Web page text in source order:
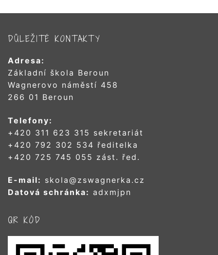
DŮLEŽITÉ KONTAKTY
Adresa:
Základní škola Beroun
Wagnerovo náměstí 458
266 01 Beroun
Telefony:
+420 311 623 315 sekretariát
+420 792 302 534 ředitelka
+420 725 745 055 zást. řed.
E-mail: skola@zswagnerka.cz
Datová schránka: adxmjpn
QR KÓD